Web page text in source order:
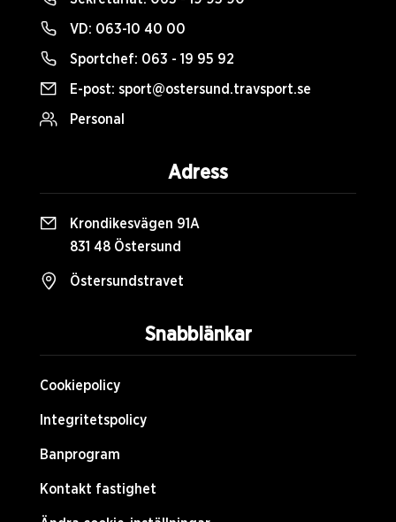
Snabblänkar
Cookiepolicy
Integritetspolicy
Banprogram
Kontakt fastighet
VD: 063-10 40 00
Sportchef: 063 - 19 95 92
E-post: sport@ostersund.travsport.se
Personal
Adress
Krondikesvägen 91A
831 48 Östersund
Östersundstravet